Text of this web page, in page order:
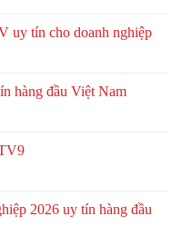
uy tín cho doanh nghiệp
hàng đầu Việt Nam
2026 uy tín hàng đầu